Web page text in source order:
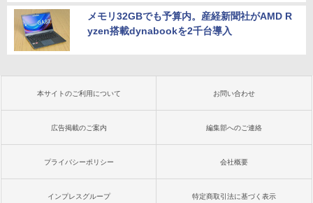
メモリ32GBでも予算内。産経新聞社がAMD R
yzen搭載dynabookを2千台導入
本サイトのご利用について お問い合わせ
広告掲載のご案内 編集部へのご連絡
プライバシーポリシー 会社概要
インプレスグループ 特定商取引法に基づく表示